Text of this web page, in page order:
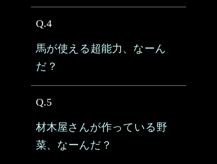
Q.4
馬が使える超能力、なーん
だ？
Q.5
材木屋さんが作っている野
菜、なーんだ？